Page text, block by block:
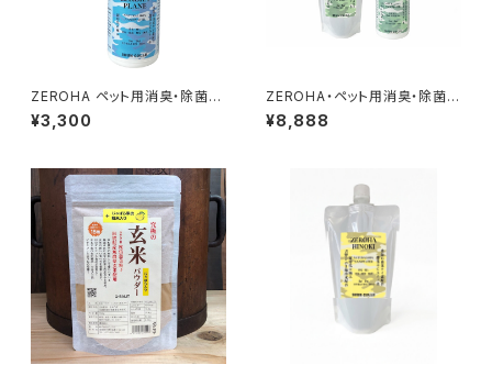
ZEROHA ペット用消臭・除菌ス
プレー プレーン(無香料)タイ
プ 約520ml
¥3,300
ZEROHA・ペット用消臭・除菌ス
プレー クスノキタイプ 本体約
520mlと詰め替え約1ℓセット
¥8,888